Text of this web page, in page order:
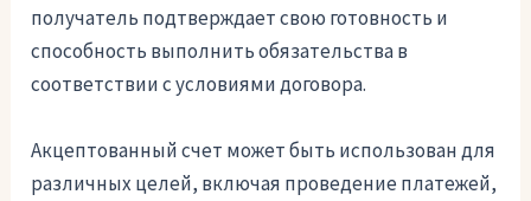
получатель подтверждает свою готовность и
способность выполнить обязательства в
соответствии с условиями договора.
Акцептованный счет может быть использован для
различных целей, включая проведение платежей,